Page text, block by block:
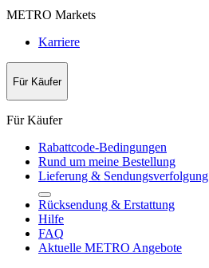
METRO Markets
Karriere
Für Käufer
Für Käufer
Rabattcode-Bedingungen
Rund um meine Bestellung
Lieferung & Sendungsverfolgung
Rücksendung & Erstattung
Hilfe
FAQ
Aktuelle METRO Angebote